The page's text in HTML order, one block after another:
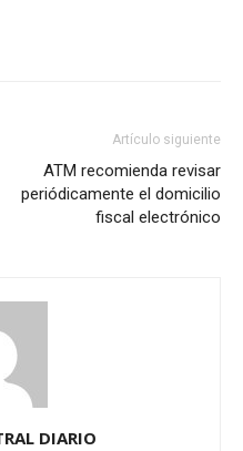
Artículo siguiente
ATM recomienda revisar
periódicamente el domicilio
fiscal electrónico
DIARIO